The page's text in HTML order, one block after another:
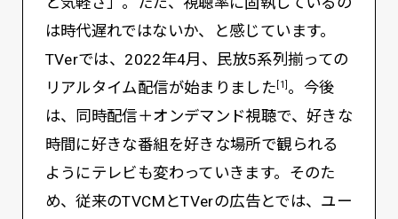
は時代遅れではないか、と感じています。
TVerでは、2022年4月、民放5系列揃っての
リアルタイム配信が始まりました [1] 。今後
は、同時配信＋オンデマンド視聴で、好きな
時間に好きな番組を好きな場所で観られる
ようにテレビも変わっていきます。そのた
め、従来のTVCMとTVerの広告とでは、ユー